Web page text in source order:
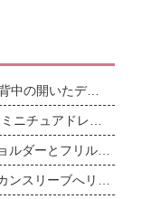
実例28お母さまのウェディングドレスを背中の開いたデザインへリメイク